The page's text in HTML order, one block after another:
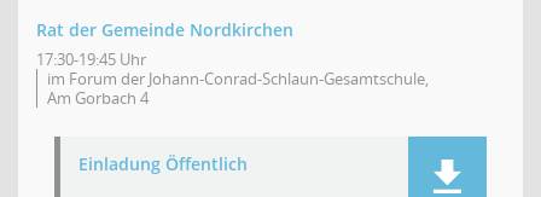
Rat der Gemeinde Nordkirchen
17:30-19:45 Uhr
im Forum der Johann-Conrad-Schlaun-Gesamtschule,
Am Gorbach 4
Einladung Öffentlich